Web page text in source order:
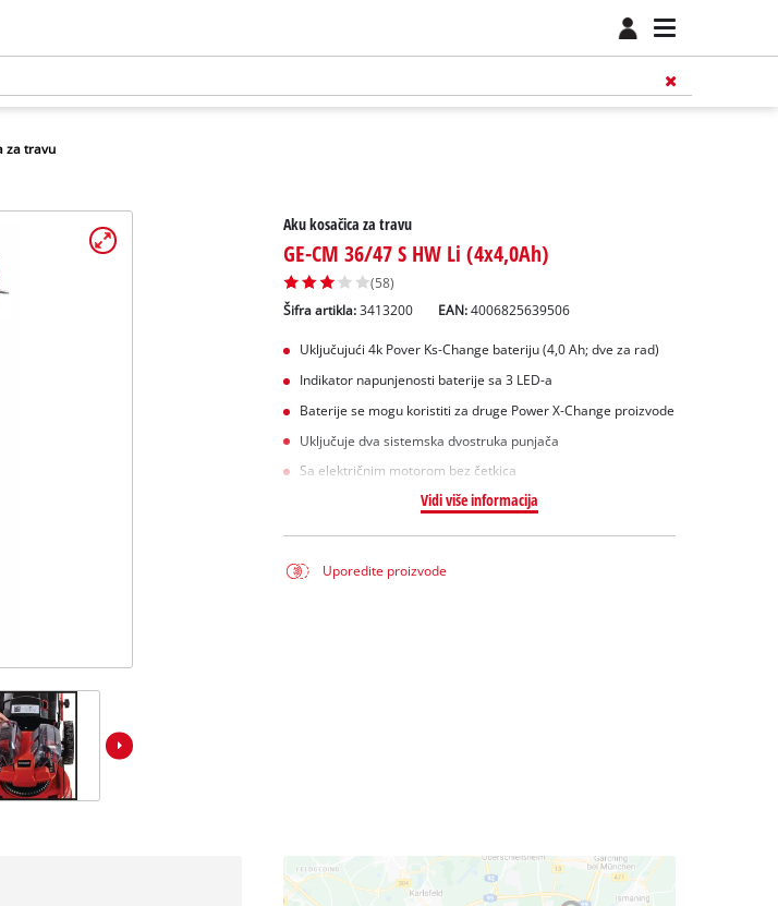
za travu
Aku kosačica za travu
GE-CM 36/47 S HW Li (4x4,0Ah)
(58)
Šifra artikla: 3413200 EAN:4006825639506
Uključujući 4k Pover Ks-Change bateriju (4,0 Ah; dve za rad)
Indikator napunjenosti baterije sa 3 LED-a
Baterije se mogu koristiti za druge Power X-Change proizvode
Uključuje dva sistemska dvostruka punjača
Sa električnim motorom bez četkica
Vidi više informacija
Uporedite proizvode